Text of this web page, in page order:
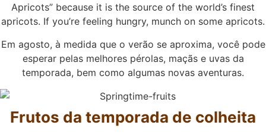
Apricots” because it is the source of the world’s finest
apricots. If you’re feeling hungry, munch on some apricots.
Em agosto, à medida que o verão se aproxima, você pode
esperar pelas melhores pérolas, maçãs e uvas da
temporada, bem como algumas novas aventuras.
Frutos da temporada de colheita